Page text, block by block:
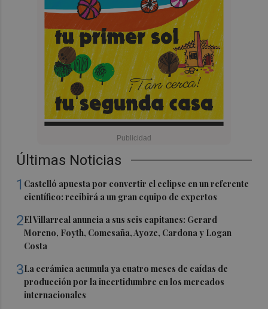
Últimas Noticias
1 Castelló apuesta por convertir el eclipse en un referente
científico: recibirá a un gran equipo de expertos
2El Villarreal anuncia a sus seis capitanes: Gerard
Moreno, Foyth, Comesaña, Ayoze, Cardona y Logan
Costa
3La cerámica acumula ya cuatro meses de caídas de
producción por la incertidumbre en los mercados
internacionales